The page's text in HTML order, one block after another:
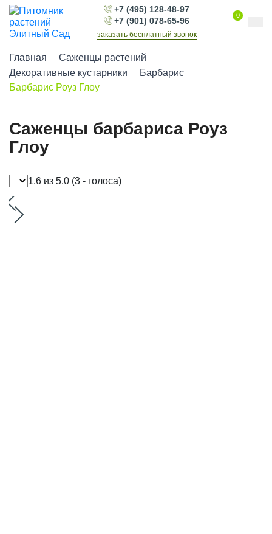
+7 (495) 128-48-97
+7 (901) 078-65-96
заказать бесплатный звонок
0
Главная
Саженцы растений
Декоративные кустарники
Барбарис
Барбарис Роуз Глоу
Саженцы барбариса Роуз
Глоу
1.6 из 5.0 (3 - голоса)